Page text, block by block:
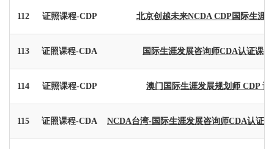
112 证照课程-CDP 北京创越未来NCDA CDP国际生涯
113 证照课程-CDA 国际生涯发展咨询师CDA认证课程
114 证照课程-CDP 澳门国际生涯发展规划师 CDP 认
115 证照课程-CDA NCDA台湾-国际生涯发展咨询师CDA认证